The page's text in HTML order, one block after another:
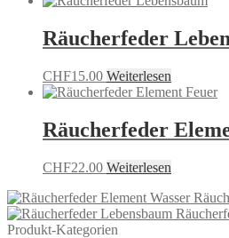
Räucherfeder
CHF15.00 Weiterlesen
Räucherfeder
CHF22.00 Weiterlesen
Produkt-Kategorien